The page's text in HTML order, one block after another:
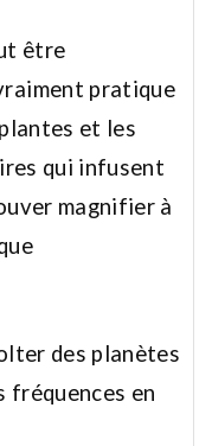
être
pratique
et les
qui infusent
magnifier à
des planètes
fréquences en